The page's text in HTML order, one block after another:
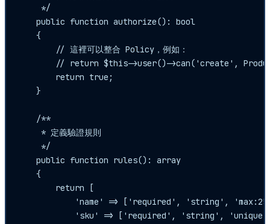
     */
    public function authorize(): bool
    {
        // 這裡可以整合 Policy，例如：
// return $this->user()->can('create',
        return true;
    }
    /**
     * 定義驗證規則
     */
    public function rules(): array
    {
        return [
'name' => ['required', 'string',
'sku' => ['required', 'string',